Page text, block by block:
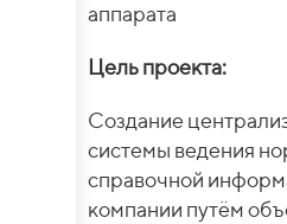
аппарата
Цель проекта:
Создание
системы ведения
справочной
компании путём